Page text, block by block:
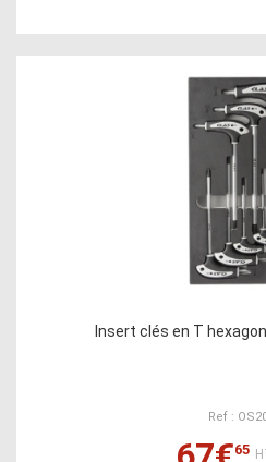
Insert clés en T
Ref :
65